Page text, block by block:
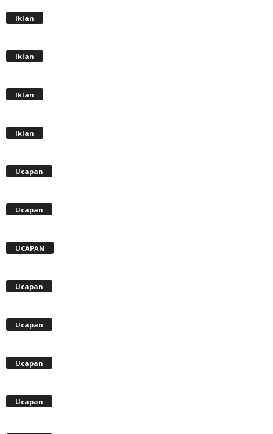
Iklan
Iklan
Iklan
Iklan
Ucapan
Ucapan
UCAPAN
Ucapan
Ucapan
Ucapan
Ucapan